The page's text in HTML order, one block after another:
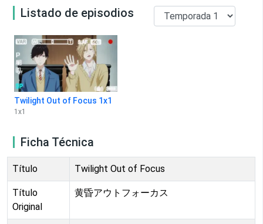
Listado de episodios
Twilight Out of Focus 1x1
1 x1
Ficha Técnica
Título Twilight Out of Focus
Título
Original
黄昏アウトフォーカス